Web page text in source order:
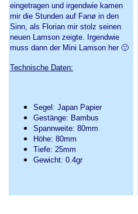
eingetragen und irgendwie kamen
mir die Stunden auf Fanø in den
Sinn, als Florian mir stolz seinen
neuen Lamson zeigte. Irgendwie
muss dann der Mini Lamson her 🙂
Technische Daten:
Segel: Japan Papier
Gestänge: Bambus
Spannweite: 80mm
Höhe: 80mm
Tiefe: 25mm
Gewicht: 0.4gr